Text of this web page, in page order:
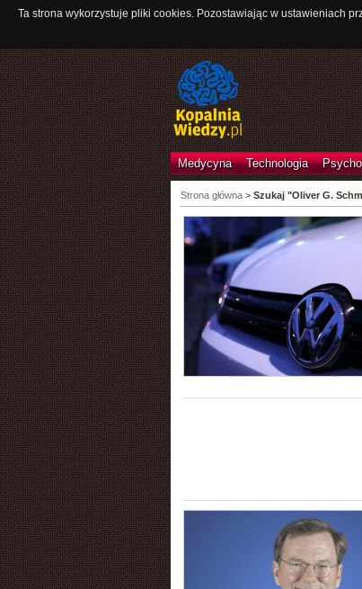
Ta strona wykorzystuje pliki cookies. Pozostawiając w ustawieniach
Medycyna Technologia
Strona główna> Szukaj "Oliver G.